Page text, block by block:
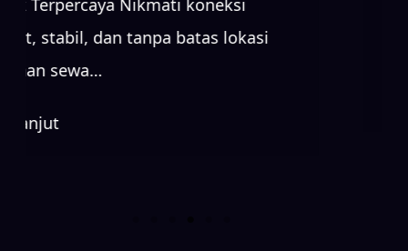
cepat, stabil, dan tanpa batas lokasi
layanan sewa…